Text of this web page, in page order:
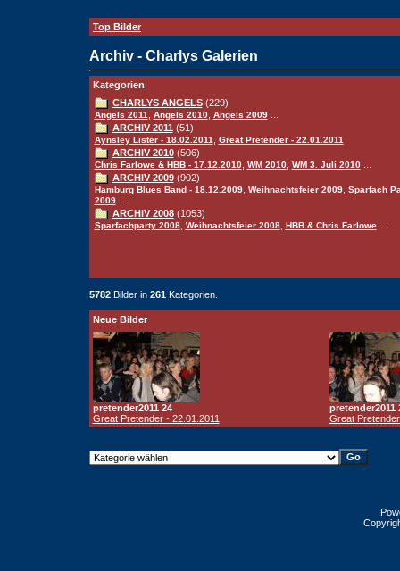
Top Bilder
Archiv - Charlys Galerien
Kategorien
CHARLYS ANGELS(229)
Angels 2011 Angels 2010, Angels 2009...
ARCHIV 2011 (51)
Aynsley Lister - 18.02.2011 Great Pretender - 22.01.2011
ARCHIV 2010(506)
Chris Farlowe & HBB - 17.12.2010, WM 2010, WM 3. Juli 2010...
ARCHIV 2009(902)
Hamburg Blues Band - 18.12.2009, Weihnachtsfeier 2009, Sparfach
2009...
ARCHIV 2008(1053)
Sparfachparty 2008, Weihnachtsfeier 2008, HBB & Chris Farlowe...
5782Bilder in 261Kategorien.
Neue Bilder
pretender2011 24
Great Pretender - 22.01.2011
pretender2011
Great